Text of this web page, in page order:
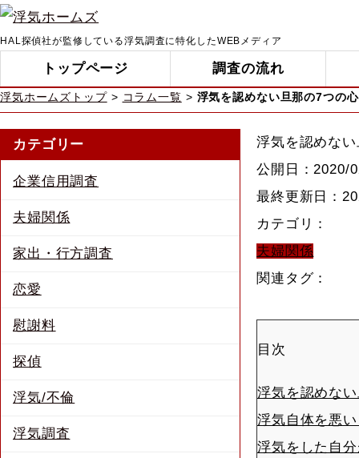
HAL探偵社が監修している浮気調査に特化したWEBメディア
トップページ 調査の流れ
浮気ホームズトップ コラム一覧 浮気を認めない旦那の7つの
浮気を認めな
公開日：2020/
最終更新日：
カテゴリ：
夫婦関係
関連タグ：
目次
浮気を認めな
浮気自体を悪
浮気をした自
カテゴリー
企業信用調査
夫婦関係
家出・行方調査
恋愛
慰謝料
探偵
浮気/不倫
浮気調査